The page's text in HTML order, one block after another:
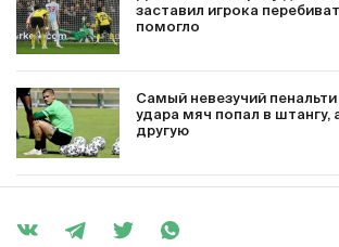
заставил игрока
помогло
Самый невезучий
удара мяч попал в штангу,
другую